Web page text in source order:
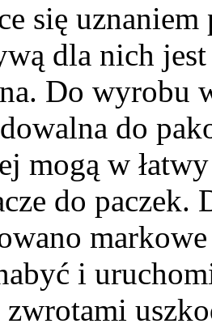
się
dla nich
Do wyrobu
do
mogą w
do paczek.
i
zwrotami